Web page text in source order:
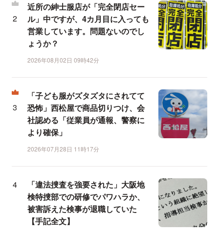
近所の紳士服店が「完全閉店セー
ル」中ですが、4カ月目に入っても
営業しています。問題ないのでし
ょうか？
2026年08月02日 09時42分
「子ども服がズタズタにされてて
恐怖」西松屋で商品切りつけ、会
社認める「従業員が通報、警察に
より確保」
2026年07月28日 11時17分
「違法捜査を強要された」大阪地
検特捜部での研修でパワハラか、
被害訴えた検事が退職していた
【手記全文】